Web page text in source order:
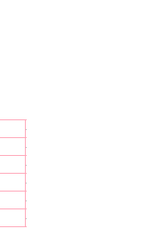
+
+
+
+
+
+